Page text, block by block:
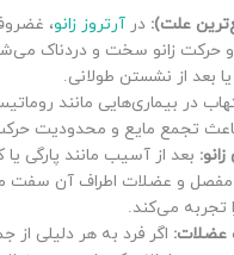
علت):درآرتروز زانو،
زانو سخت و دردناک
بعد از نشستن طولانی.
در بیماری‌هایی مانند
تجمع مایع و محدودیت
بعد از آسیب مانند پارگی
مفصل و عضلات اطراف آن سفت
تجربه می‌کند.
عضلات: اگر فرد به هر دلیلی از